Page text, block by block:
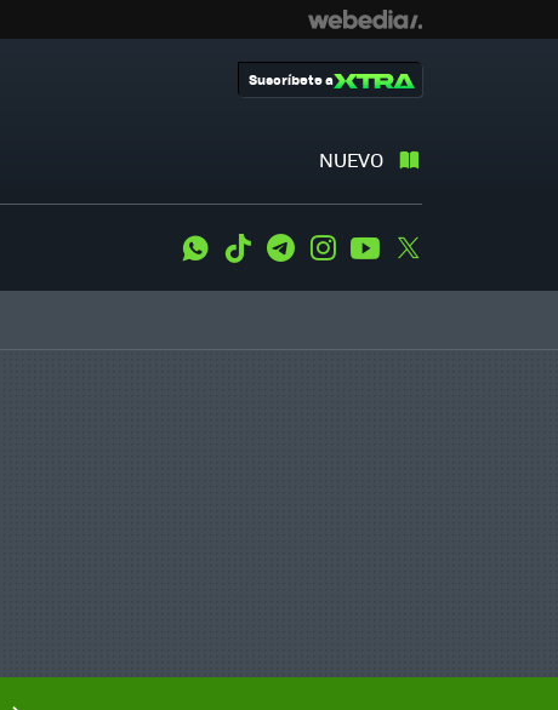
NUEVO
Suscríbete a
WhatsApp
Tiktok TelegramInstagramYoutube